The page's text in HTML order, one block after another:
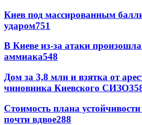
Киев под массированным
ударом751
В Киеве из-за атаки
аммиака548
Дом за 3,8 млн и взятка от
чиновника Киевского СИЗО
Стоимость плана
почти вдвое288